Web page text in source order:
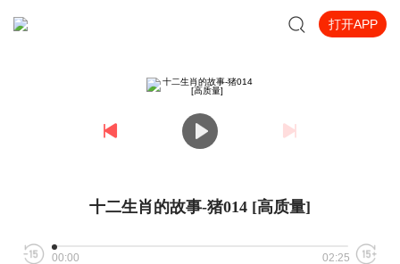
打开APP
十二生肖的故事-猪014 [高质量]
00:00 02:25